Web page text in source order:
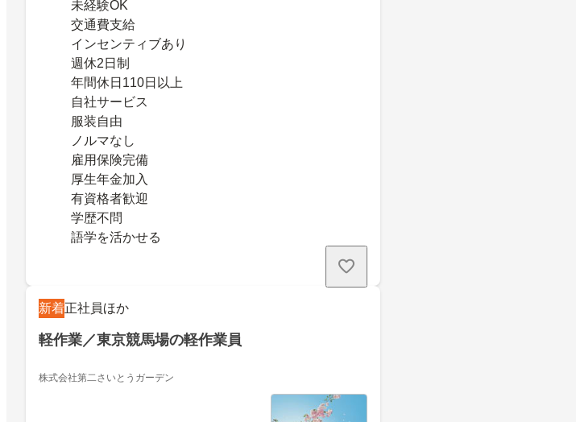
未経験OK
交通費支給
インセンティブあり
週休2日制
年間休日110日以上
自社サービス
服装自由
ノルマなし
雇用保険完備
厚生年金加入
有資格者歓迎
学歴不問
語学を活かせる
新着正社員ほか
軽作業／東京競馬場の軽作業員
株式会社第二さいとうガーデン